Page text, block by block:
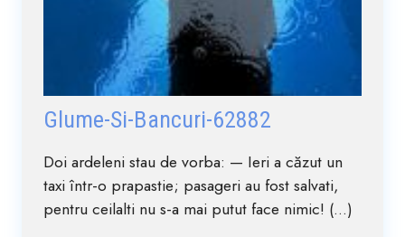
Glume-Si-Bancuri-62882
Doi ardeleni stau de vorba: — Ieri a căzut un
taxi într-o prapastie; pasageri au fost salvati,
pentru ceilalti nu s-a mai putut face nimic! (...)